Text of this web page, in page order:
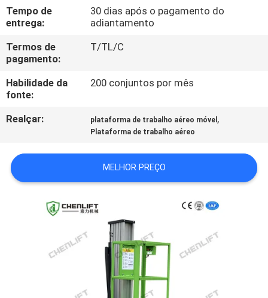
CONTACTE-
NOS
NOTÍCIAS
ORÇAMENTO
MAPA
DO
POLÍTICA
PRIVACIDADE
Tempo de
entrega:
30 dias após o pagamento do
adiantamento
Termos de
pagamento:
T/TL/C
Habilidade da
fonte:
200 conjuntos por mês
Realçar: plataforma de trabalho aéreo móvel ,
Plataforma de trabalho aéreo
MELHOR PREÇO